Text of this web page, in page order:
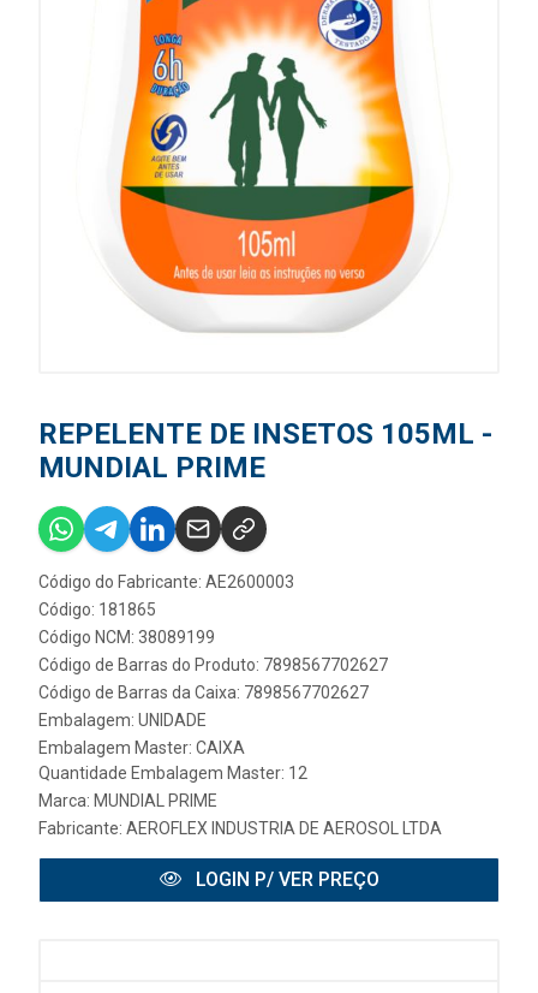
REPELENTE DE INSETOS 105ML -
MUNDIAL PRIME
Código do Fabricante: AE2600003
Código: 181865
Código NCM: 38089199
Código de Barras do Produto: 7898567702627
Código de Barras da Caixa: 7898567702627
Embalagem: UNIDADE
Embalagem Master: CAIXA
Quantidade Embalagem Master: 12
Marca: MUNDIAL PRIME
Fabricante: AEROFLEX INDUSTRIA DE AEROSOL LTDA
LOGIN P/ VER PREÇO